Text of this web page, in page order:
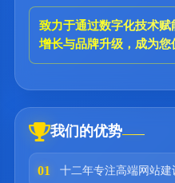
致力于通过数字化技术
增长与品牌升级，成为您
我们的优势
01 十二年专注高端网站建